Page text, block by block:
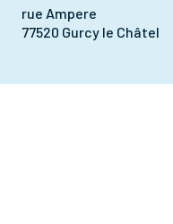
rue Ampere
77520 Gurcy le Châtel